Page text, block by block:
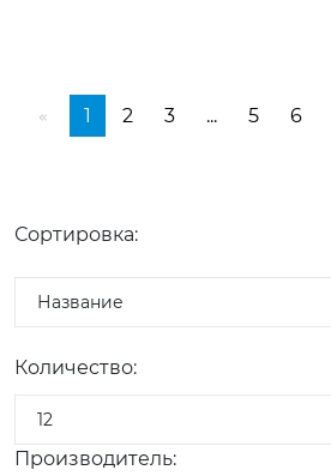
Сортировка:
Название
Количество:
12
Производитель:
« 1 2 3 ... 5 6